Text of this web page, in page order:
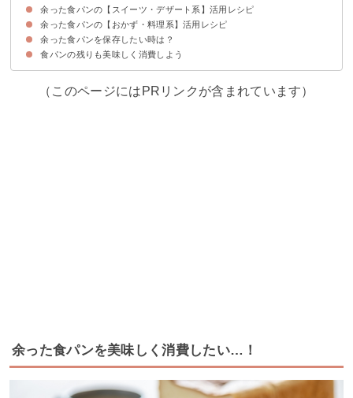
余った食パンの【スイーツ・デザート系】活用レシピ
①レンジで作れるラスク
②フレンチトースト
③揚げパン
④ショートケーキ風
⑤クッキー
➅ティラミス
⑦アップルパイ
⑧タルト
余った食パンの【おかず・料理系】活用レシピ
①夕飯におすすめのパングラタン
②オーブンで簡単キッシュ
③クルトン
④サンドイッチ
⑤コロッケ
➅ハムチーズトースト
⑦ネギ味噌パン
余った食パンを保存したい時は？
食パンは冷凍保存がおすすめ
食パンの残りも美味しく消費しよう
（このページにはPRリンクが含まれています）
余った食パンを美味しく消費したい…！